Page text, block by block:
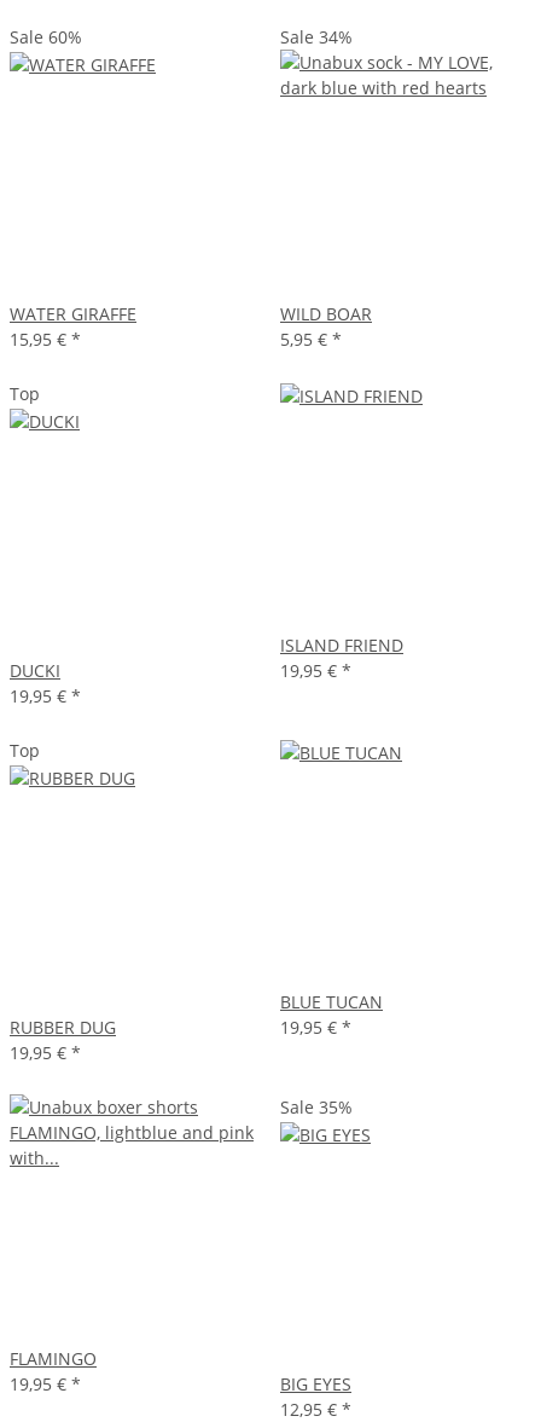
Sale 60%
WATER GIRAFFE
15,95 € *
Sale 34%
WILD BOAR
5,95 € *
Top
DUCKI
19,95 € *
ISLAND FRIEND
19,95 € *
Top
RUBBER DUG
19,95 € *
BLUE TUCAN
19,95 € *
FLAMINGO
19,95 € *
Sale 35%
BIG EYES
12,95 € *